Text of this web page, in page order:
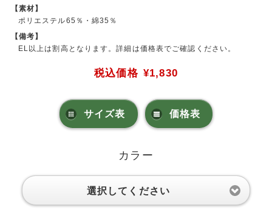
【素材】
ポリエステル65％・綿35％
【備考】
EL以上は割高となります。詳細は価格表でご確認ください。
税込価格 ¥1,830
サイズ表 価格表
カラー
選択してください